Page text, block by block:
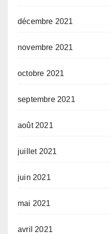
décembre 2021
novembre 2021
octobre 2021
septembre 2021
août 2021
juillet 2021
juin 2021
mai 2021
avril 2021